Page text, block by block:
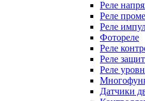
Реле
Реле
Реле
Фотореле
Реле
Реле
Реле
Датчики